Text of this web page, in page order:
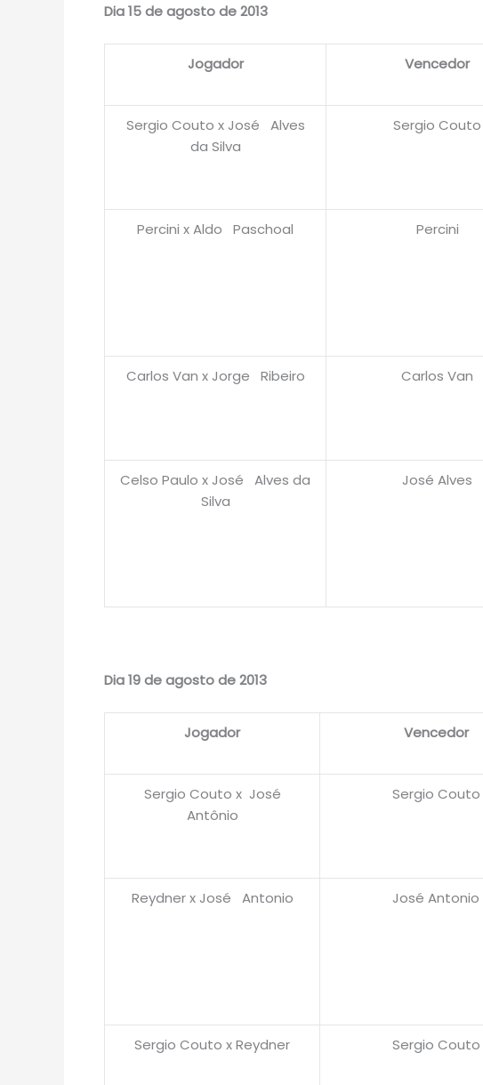
Dia 15 de agosto de 2013
Jogador Vencedor
Sergio Couto x José Alves
da Silva
Sergio Couto
Percini x Aldo Paschoal Percini
Carlos Van x Jorge Ribeiro Carlos Van
Celso Paulo x José Alves da
Silva
José Alves
Dia 19 de agosto de 2013
Jogador Vencedor
Sergio Couto x José
Antônio
Sergio Couto
Reydner x José Antonio José Antonio
Sergio Couto x Reydner Sergio Couto